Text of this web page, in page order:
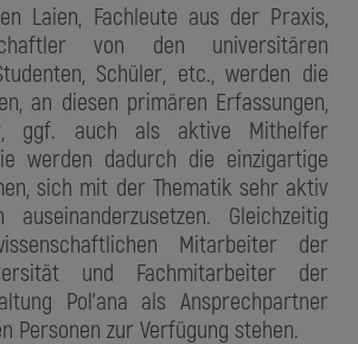
Laien, Fachleute aus der Praxis,
von den universitären
Schüler, etc., werden die
an diesen primären Erfassungen,
ggf. auch als aktive Mithelfer
werden dadurch die einzigartige
sich mit der Thematik sehr aktiv
Gleichzeitig
Mitarbeiter der
und Fachmitarbeiter der
Pol'ana als Ansprechpartner
Personen zur Verfügung stehen.